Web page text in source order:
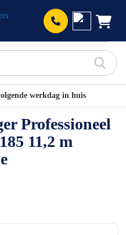
werkdag in huis
Actiepagina
gratis offerte
Professioneel
11,2 m